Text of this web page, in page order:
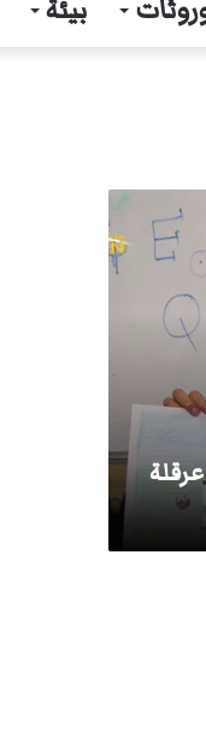
بيئة